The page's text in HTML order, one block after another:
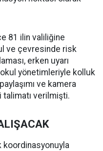
81 ilin valiliğine
ve çevresinde risk
erken uyarı
okul yönetimleriyle kolluk
ve kamera
verilmişti.
koordinasyonuyla